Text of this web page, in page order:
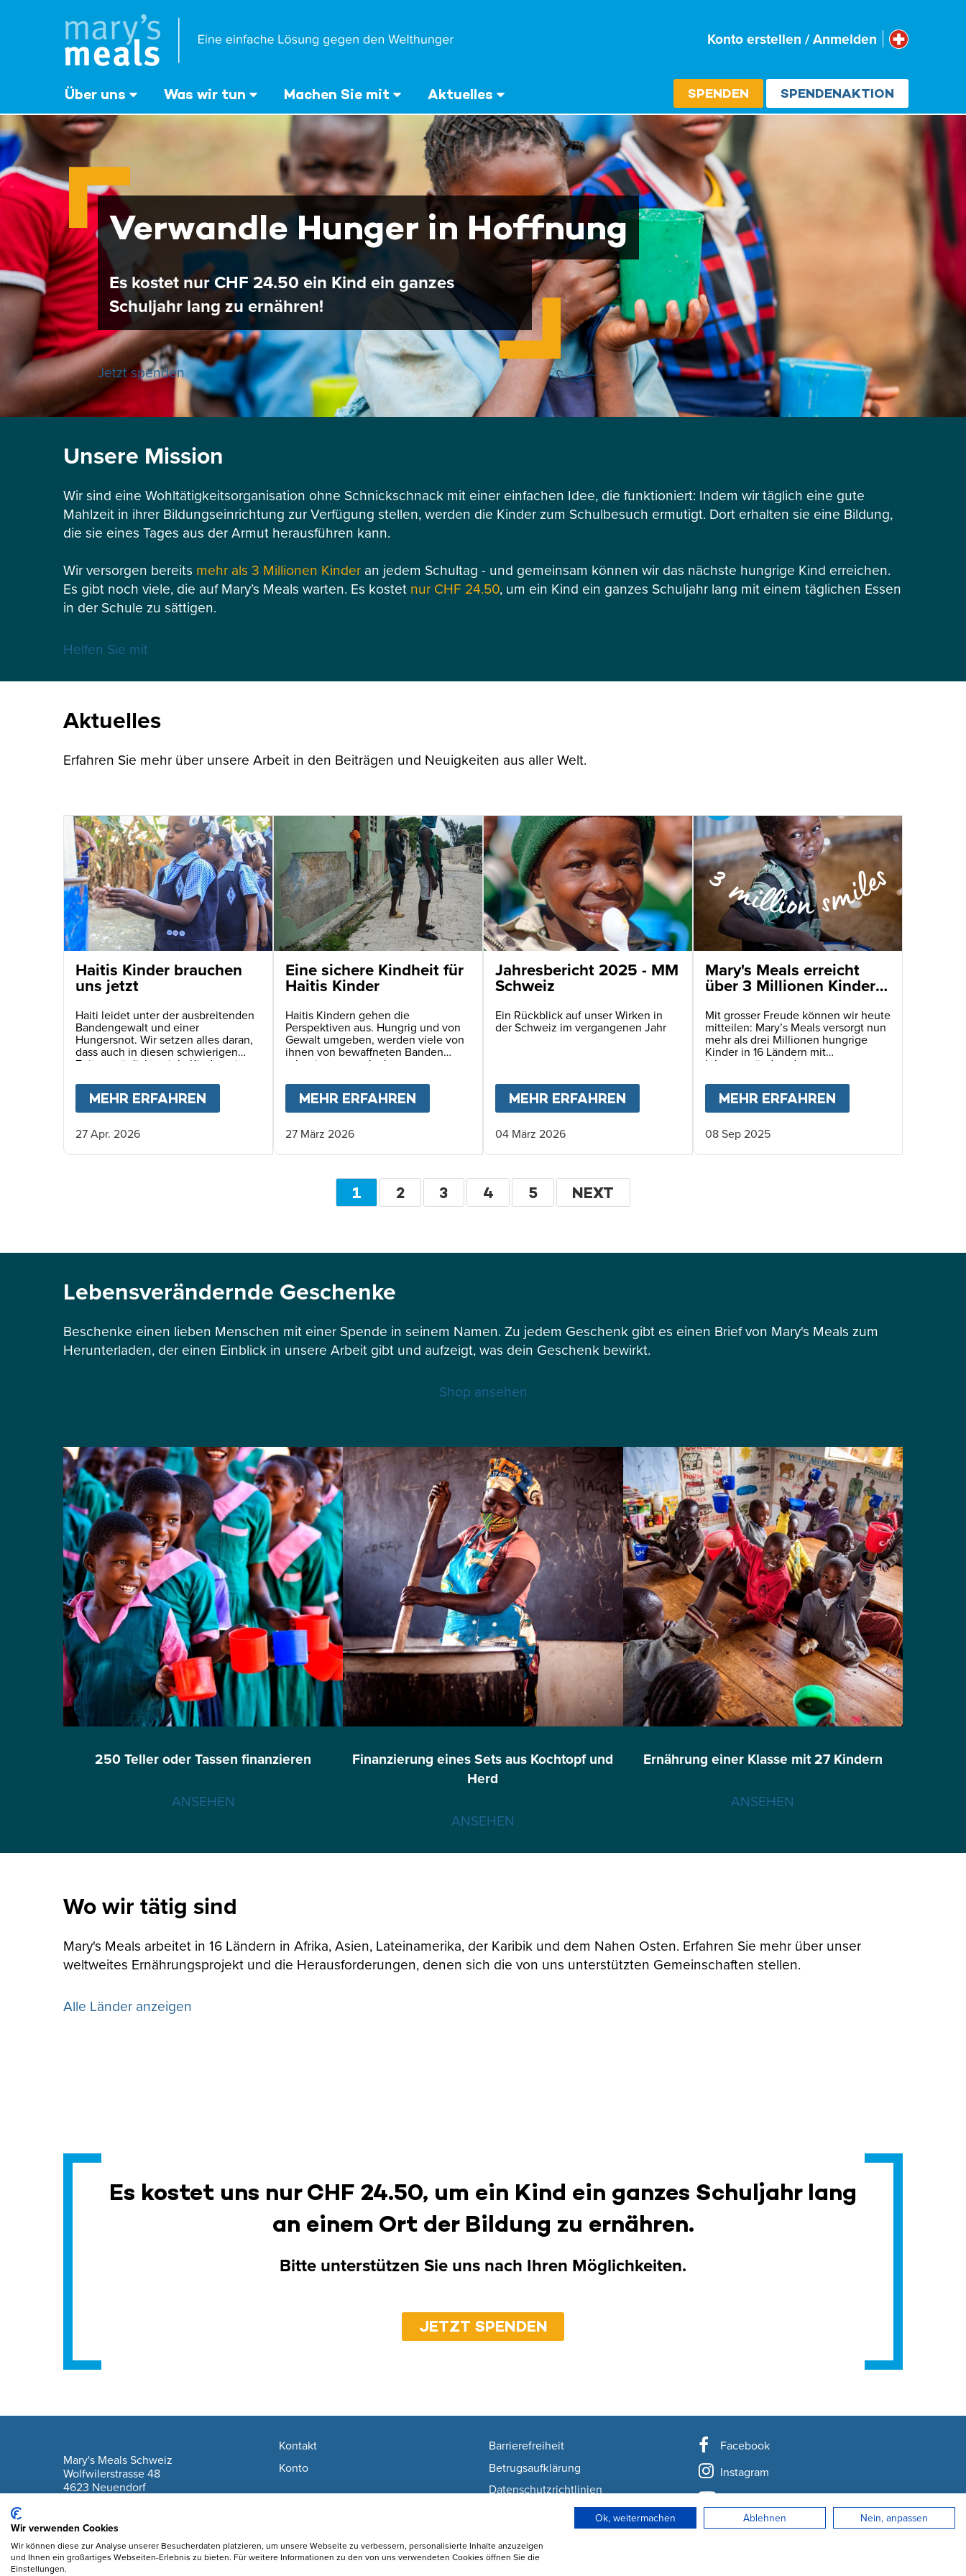
Konto erstellen / Anmelden Select
Schweiz
‎Über uns Was wir tun Machen Sie mit Aktuelles SPENDEN SPENDENAKTION
Verwandle Hunger in Hoffnung
Es kostet nur CHF 24.50 ein Kind ein ganzes
Schuljahr lang zu ernähren!
Jetzt spenden
Unsere Mission
Wir sind eine Wohltätigkeitsorganisation ohne Schnickschnack mit einer einfachen Idee, die funktioniert: Indem wir täglich eine gute
Mahlzeit in ihrer Bildungseinrichtung zur Verfügung stellen, werden die Kinder zum Schulbesuch ermutigt. Dort erhalten sie eine Bildung,
die sie eines Tages aus der Armut herausführen kann.
Wir versorgen bereits mehr als 3 Millionen Kinder an jedem Schultag - und gemeinsam können wir das nächste hungrige Kind erreichen.
Es gibt noch viele, die auf Mary’s Meals warten. Es kostet nur CHF 24.50, um ein Kind ein ganzes Schuljahr lang mit einem täglichen Essen
in der Schule zu sättigen.
Helfen Sie mit
Aktuelles
Erfahren Sie mehr über unsere Arbeit in den Beiträgen und Neuigkeiten aus aller Welt.
Haitis Kinder brauchen
uns jetzt
Haiti leidet unter der ausbreitenden
Bandengewalt und einer
Hungersnot. Wir setzen alles daran,
dass auch in diesen schwierigen
Zeiten möglichst viele Kinder mit
versorgt werden können.
MEHR ERFAHREN HAITIS KINDER BRAUCHEN UNS JETZT
27 Apr. 2026
Eine sichere Kindheit für
Haitis Kinder
Haitis Kindern gehen die
Perspektiven aus. Hungrig und von
Gewalt umgeben, werden viele von
ihnen von bewaffneten Banden
rekrutiert – angelockt vom
MEHR ERFAHREN EINE SICHERE KINDHEIT FÜR HAITIS KINDER
27 März 2026
Jahresbericht 2025 - MM
Schweiz
Ein Rückblick auf unser Wirken in
der Schweiz im vergangenen Jahr
MEHR ERFAHREN JAHRESBERICHT 2025 - MM SCHWEIZ
04 März 2026
Mary's Meals erreicht
über 3 Millionen Kinder
Schulmahlzeiten
Mit grosser Freude können wir heute
mitteilen: Mary’s Meals versorgt nun
mehr als drei Millionen hungrige
Kinder in 16 Ländern mit
lebensverändernden
MEHR ERFAHREN
08 Sep 2025
Seitennummerierung
AKTUELLE
1 SEITE
2 SEITE
3 SEITE
4 SEITE
5 WEITER
NEXT
Lebensverändernde Geschenke
Beschenke einen lieben Menschen mit einer Spende in seinem Namen. Zu jedem Geschenk gibt es einen Brief von Mary's Meals zum
Herunterladen, der einen Einblick in unsere Arbeit gibt und aufzeigt, was dein Geschenk bewirkt.
Shop ansehen
250 Teller oder Tassen finanzieren
ANSEHEN
Finanzierung eines Sets aus Kochtopf und
Herd
ANSEHEN
Ernährung einer Klasse mit 27 Kindern
ANSEHEN
Wo wir tätig sind
Mary's Meals arbeitet in 16 Ländern in Afrika, Asien, Lateinamerika, der Karibik und dem Nahen Osten. Erfahren Sie mehr über unser
weltweites Ernährungsprojekt und die Herausforderungen, denen sich die von uns unterstützten Gemeinschaften stellen.
Alle Länder anzeigen
Es kostet uns nur CHF 24.50, um ein Kind ein ganzes Schuljahr lang
an einem Ort der Bildung zu ernähren.
Bitte unterstützen Sie uns nach Ihren Möglichkeiten.
JETZT SPENDEN
Footer navigation
Mary's Meals Schweiz
Wolfwilerstrasse 48
4623 Neuendorf
Kontakt
Konto
Barrierefreiheit
Betrugsaufklärung
Datenschutzrichtlinien
Nutzunsgbedingungen
Wie wir Cookies verwenden
Cookie-Einstellungen ändern
Facebook
Instagram
YouTube
LinkedIn
Wir verwenden Cookies
Wir können diese zur Analyse unserer Besucherdaten platzieren, um unsere Webseite zu verbessern, personalisierte Inhalte anzuzeigen
und Ihnen ein großartiges Webseiten-Erlebnis zu bieten. Für weitere Informationen zu den von uns verwendeten Cookies öffnen Sie die
Einstellungen.
Ok, weitermachen Ablehnen Nein, anpassen